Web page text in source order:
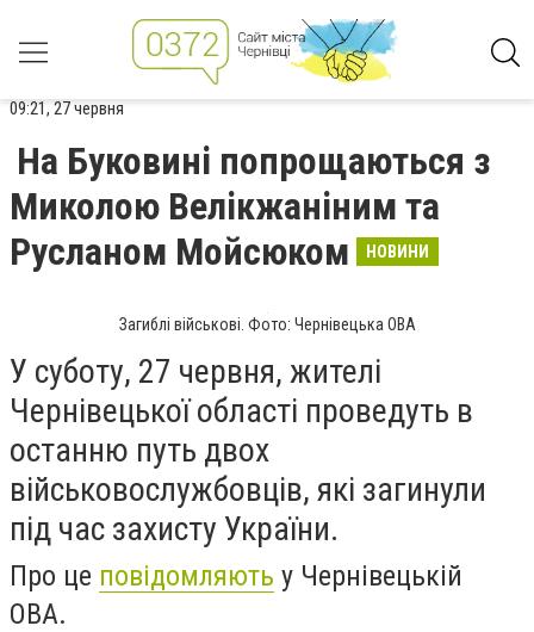
09:21, 27 червня
На Буковині попрощаються з
Миколою Велікжаніним та
Русланом Мойсюком
НОВИНИ
Загиблі військові. Фото: Чернівецька ОВА
У суботу, 27 червня, жителі
Чернівецької області проведуть в
останню путь двох
військовослужбовців, які загинули
під час захисту України.
Про це повідомляють у Чернівецькій
ОВА.